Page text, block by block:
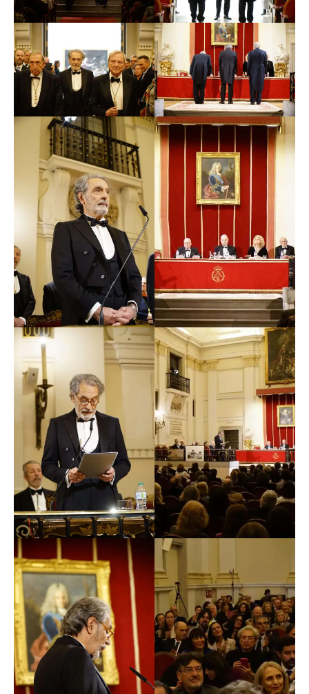
Arquitectónico e Inmuebles de Patrimonio Nacional
(2002-2006), responsable de la conservación de jardines
y edificios históricos, como los palacios reales de
Madrid, El Pardo, Aranjuez, El Escorial…
Moleón ha aunado el ejercicio y conocimiento de la
arquitectura y la museología, faceta profesional que le
ha llevado a actuar como arquitecto en el montaje de
exposiciones temporales de diversos centros y museos
−entre los que se encuentran Patrimonio Nacional, el
Museo del Prado o la propia Academia− y como
comisario científico de otras como:
El oro y la plata de
las Indias en la época de los Austrias
(Fundación ICO,
1999);John Soane (1753-1837). Arquitecto del espacio y
la luz
(Ministerio de Fomento, British Council, Sir John
Soane´s Museum, Real Academia de Bellas Artes de
San Fernando, 2001),
Luis Cervera Vera, arquitecto e
historiador
(Ayuntamiento de San Lorenzo de El
Escorial, 2005),Isidro Velázquez (1765-1840).
Arquitecto del Madrid fernandino(Ayuntamiento de
Madrid, Centro Conde Duque, 2009),Juan de
Villanueva, del Museo al Observatorio. El lugar como
condición y como inspiración (BNE, 2011),De pasadizo
a palacio. Las casas de la Biblioteca Nacional(BNE,
2012), Dibujos de arquitectos españoles del siglo XX en
la Biblioteca Nacional. Donaciones(BNE, 2013),
Dibujos de arquitectura y ornamentación de la
Biblioteca Nacional. Siglo XIX(BNE, 2016),Ventura
Rodríguez y Madrid en las colecciones municipales
(Ayuntamiento de Madrid, 2017).
Con la elección de Pedro Moleón la Academia
reconoce su rigurosa trayectoria científica y profesional,
así como su contribución a la conservación y difusión
del patrimonio y la arquitectura.